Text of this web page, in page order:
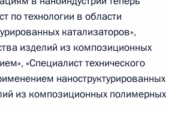
форума
по технологии в области
катализаторов»,
изделий из композиционных
«Специалист технического
наноструктурированных
из композиционных полимерных